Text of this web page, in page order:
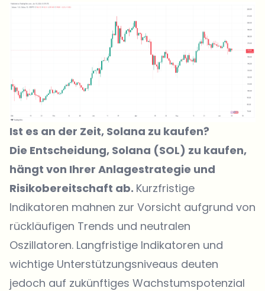
Ist es an der Zeit, Solana zu kaufen?
Die Entscheidung, Solana (SOL) zu kaufen,
hängt von Ihrer Anlagestrategie und
Risikobereitschaft ab. Kurzfristige
Indikatoren mahnen zur Vorsicht aufgrund von
rückläufigen Trends und neutralen
Oszillatoren. Langfristige Indikatoren und
wichtige Unterstützungsniveaus deuten
jedoch auf zukünftiges Wachstumspotenzial